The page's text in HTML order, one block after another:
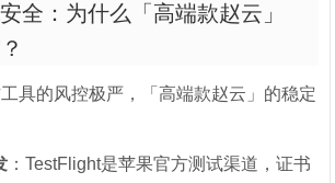
全：为什么「高端款赵云」
具的风控极严，「高端款赵云」的稳定
：TestFlight是苹果官方测试渠道，证书